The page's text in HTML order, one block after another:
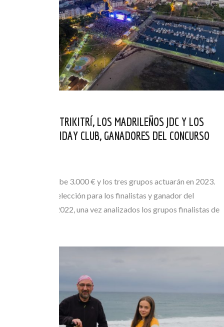
LOS GALLEGOS TRIKITRÍ, LOS MADRILEÑOS JDC Y LOS
ESCOCESES HOLIDAY CLUB, GANADORES DEL CONCURSO
Cada grupo percibe 3.000 € y los tres grupos actuarán en 2023.
La Comisión de selección para los finalistas y ganador del
Proyecto Runas 2022, una vez analizados los grupos finalistas de